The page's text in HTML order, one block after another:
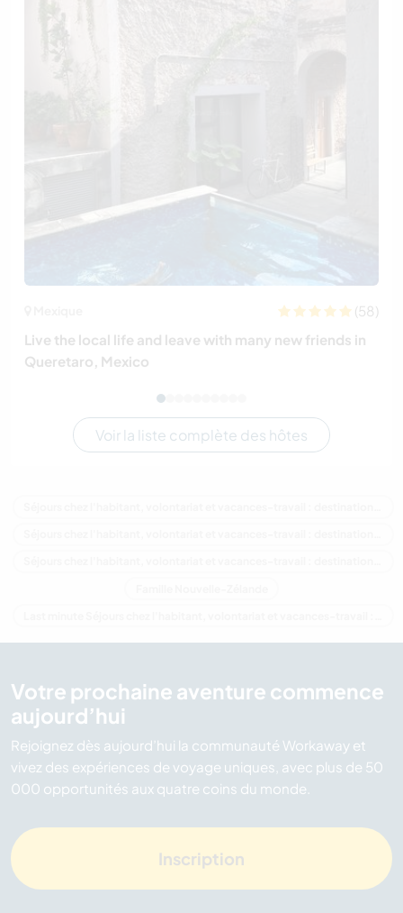
(58)
Live the local life and leave with many new friends in
Queretaro, Mexico
Voir la liste complète des hôtes
Votre prochaine aventure commence
aujourd’hui
Rejoignez dès aujourd’hui la communauté Workaway et
vivez des expériences de voyage uniques, avec plus de 50
000 opportunités aux quatre coins du monde.
Inscription